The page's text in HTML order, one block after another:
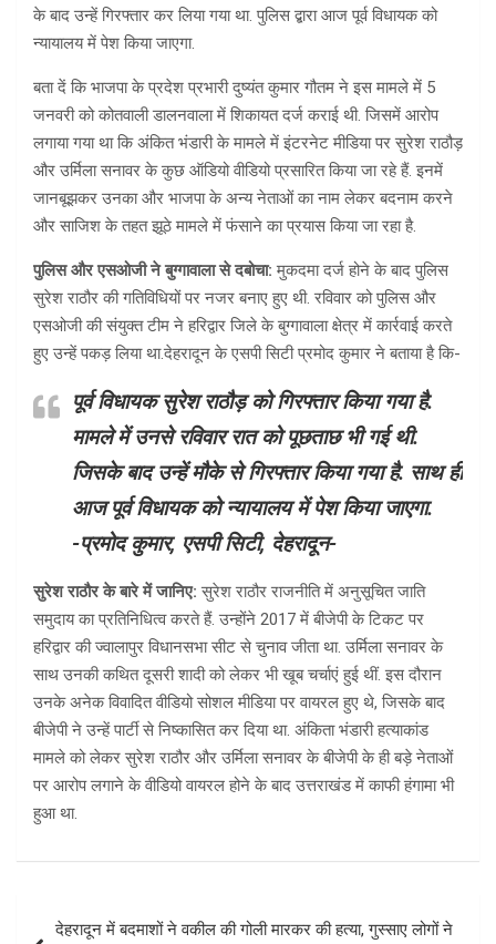
के बाद उन्हें गिरफ्तार कर लिया गया था. पुलिस द्बारा आज पूर्व विधायक को
न्यायालय में पेश किया जाएगा.
बता दें कि भाजपा के प्रदेश प्रभारी दुष्यंत कुमार गौतम ने इस मामले में 5
जनवरी को कोतवाली डालनवाला में शिकायत दर्ज कराई थी. जिसमें आरोप
लगाया गया था कि अंकित भंडारी के मामले में इंटरनेट मीडिया पर सुरेश राठौड़
और उर्मिला सनावर के कुछ ऑडियो वीडियो प्रसारित किया जा रहे हैं. इनमें
जानबूझकर उनका और भाजपा के अन्य नेताओं का नाम लेकर बदनाम करने
और साजिश के तहत झूठे मामले में फंसाने का प्रयास किया जा रहा है.
पुलिस और एसओजी ने बुग्गावाला से दबोचा:मुकदमा दर्ज होने के बाद पुलिस
सुरेश राठौर की गतिविधियों पर नजर बनाए हुए थी. रविवार को पुलिस और
एसओजी की संयुक्त टीम ने हरिद्वार जिले के बुग्गावाला क्षेत्र में कार्रवाई करते
हुए उन्हें पकड़ लिया था.देहरादून के एसपी सिटी प्रमोद कुमार ने बताया है कि-
पूर्व विधायक सुरेश राठौड़ को गिरफ्तार किया गया है.
मामले में उनसे रविवार रात को पूछताछ भी गई थी.
जिसके बाद उन्हें मौके से गिरफ्तार किया गया है. साथ ही
आज पूर्व विधायक को न्यायालय में पेश किया जाएगा.
-प्रमोद कुमार, एसपी सिटी, देहरादून-
सुरेश राठौर के बारे में जानिए: सुरेश राठौर राजनीति में अनुसूचित जाति
समुदाय का प्रतिनिधित्व करते हैं. उन्होंने 2017 में बीजेपी के टिकट पर
हरिद्वार की ज्वालापुर विधानसभा सीट से चुनाव जीता था. उर्मिला सनावर के
साथ उनकी कथित दूसरी शादी को लेकर भी खूब चर्चाएं हुई थीं. इस दौरान
उनके अनेक विवादित वीडियो सोशल मीडिया पर वायरल हुए थे, जिसके बाद
बीजेपी ने उन्हें पार्टी से निष्कासित कर दिया था. अंकिता भंडारी हत्याकांड
मामले को लेकर सुरेश राठौर और उर्मिला सनावर के बीजेपी के ही बड़े नेताओं
पर आरोप लगाने के वीडियो वायरल होने के बाद उत्तराखंड में काफी हंगामा भी
हुआ था.
देहरादून में बदमाशों ने वकील की गोली मारकर की हत्या, गुस्साए लोगों ने